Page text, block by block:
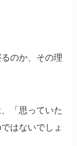
のか、その理
「思っていた
はないでしょ